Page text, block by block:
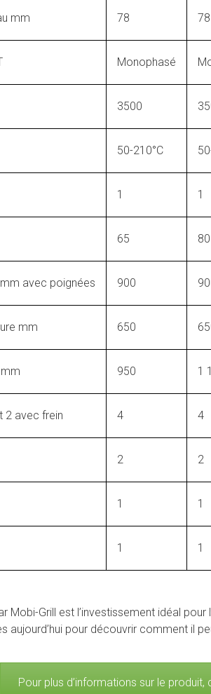
mm 78 78
Monophasé
3500
50-210°C
1 1
65 80
avec poignées 900
mm 650
950 1
2 avec frein 4 4
2 2
1 1
1 1
Grill est l’investissement idéal
aujourd’hui pour découvrir comment il
Pour plus d’informations sur le